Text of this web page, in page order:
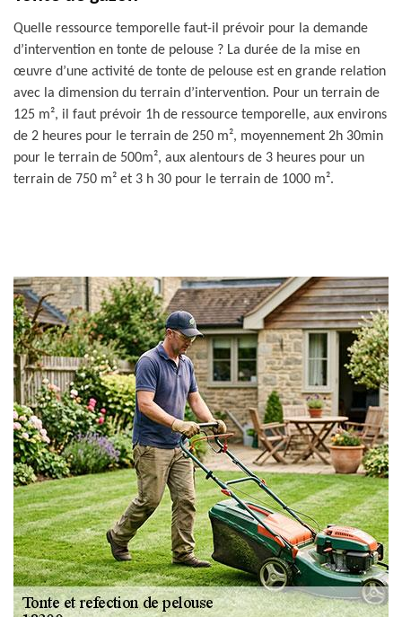
Quelle ressource temporelle faut-il prévoir pour la demande
d’intervention en tonte de pelouse ? La durée de la mise en
œuvre d’une activité de tonte de pelouse est en grande relation
avec la dimension du terrain d’intervention. Pour un terrain de
125 m², il faut prévoir 1h de ressource temporelle, aux environs
de 2 heures pour le terrain de 250 m², moyennement 2h 30min
pour le terrain de 500m², aux alentours de 3 heures pour un
terrain de 750 m² et 3 h 30 pour le terrain de 1000 m².